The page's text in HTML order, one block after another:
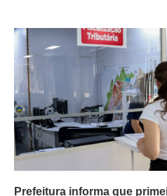
Prefeitura informa que